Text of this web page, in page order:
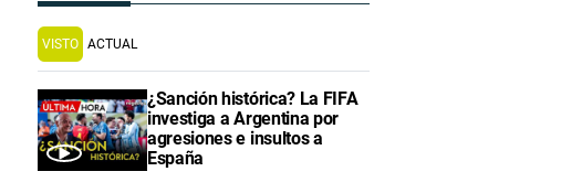
VISTO ACTUAL
¿Sanción histórica? La FIFA
investiga a Argentina por
agresiones e insultos a
España